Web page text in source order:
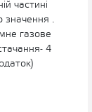
частині
значення .
газове
4